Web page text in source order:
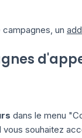
un
dans le menu
vous souhaitez